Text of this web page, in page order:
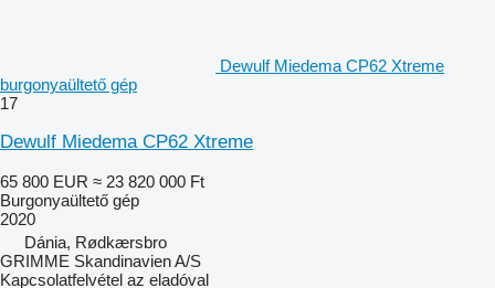
Dewulf Miedema CP62 Xtreme
burgonyaültető gép
17
Dewulf Miedema CP62 Xtreme
65 800 EUR ≈ 23 820 000 Ft
Burgonyaültető gép
2020
Dánia, Rødkærsbro
GRIMME Skandinavien A/S
Kapcsolatfelvétel az eladóval